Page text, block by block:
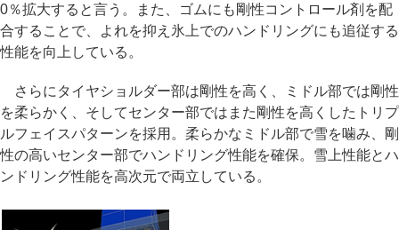
0％拡大すると言う。また、ゴムにも剛性コントロール剤を配
合することで、よれを抑え氷上でのハンドリングにも追従する
性能を向上している。
さらにタイヤショルダー部は剛性を高く、ミドル部では剛性
を柔らかく、そしてセンター部ではまた剛性を高くしたトリプ
ルフェイスパターンを採用。柔らかなミドル部で雪を噛み、剛
性の高いセンター部でハンドリング性能を確保。雪上性能とハ
ンドリング性能を高次元で両立している。